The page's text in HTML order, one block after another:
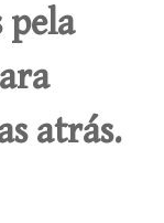
pela
atrás.